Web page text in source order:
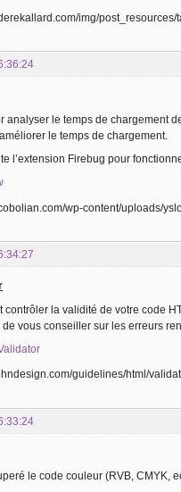
analyser le temps de chargement
le temps de chargement.
l’extension Firebug pour
contrôler la validité de votre code
vous conseiller sur les erreurs
le code couleur (RVB, CMYK,